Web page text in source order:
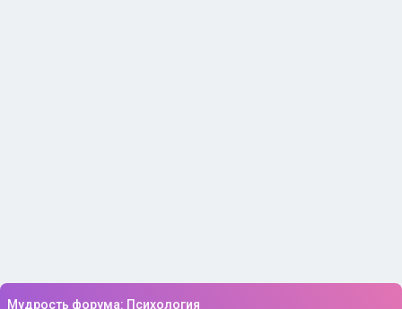
Мудрость форума: Психология